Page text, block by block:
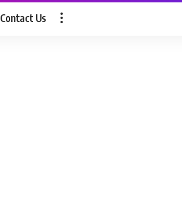
Contact Us